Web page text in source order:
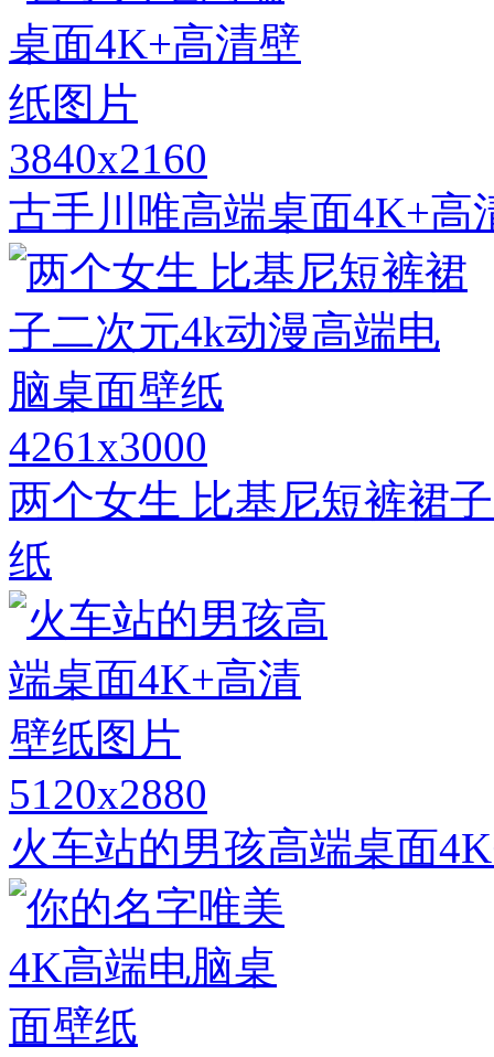
3840x2160
古手川唯高端桌面4K+高
4261x3000
两个女生 比基尼短裤裙
纸
5120x2880
火车站的男孩高端桌面